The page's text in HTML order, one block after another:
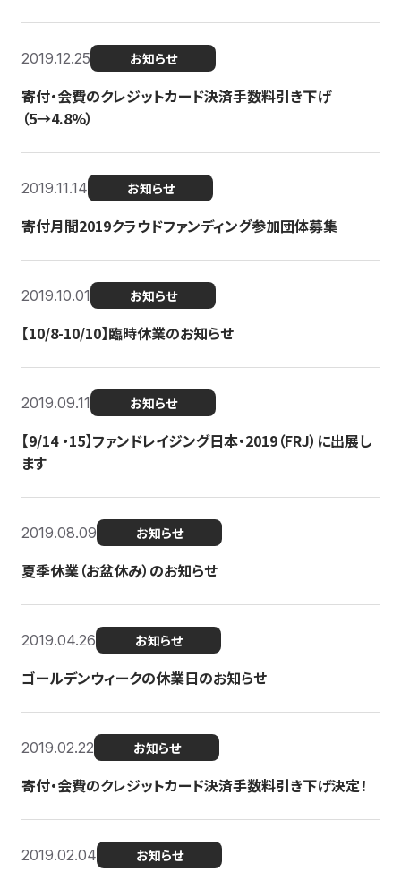
2019.12.25 お知らせ
寄付・会費のクレジットカード決済手数料引き下げ
（5→4.8%）
2019.11.14 お知らせ
寄付月間2019クラウドファンディング参加団体募集
2019.10.01 お知らせ
【10/8-10/10】臨時休業のお知らせ
2019.09.11 お知らせ
【9/14 ・15】ファンドレイジング日本・2019（FRJ）に出展し
ます
2019.08.09 お知らせ
夏季休業（お盆休み）のお知らせ
2019.04.26 お知らせ
ゴールデンウィークの休業日のお知らせ
2019.02.22 お知らせ
寄付・会費のクレジットカード決済手数料引き下げ決定！
2019.02.04 お知らせ